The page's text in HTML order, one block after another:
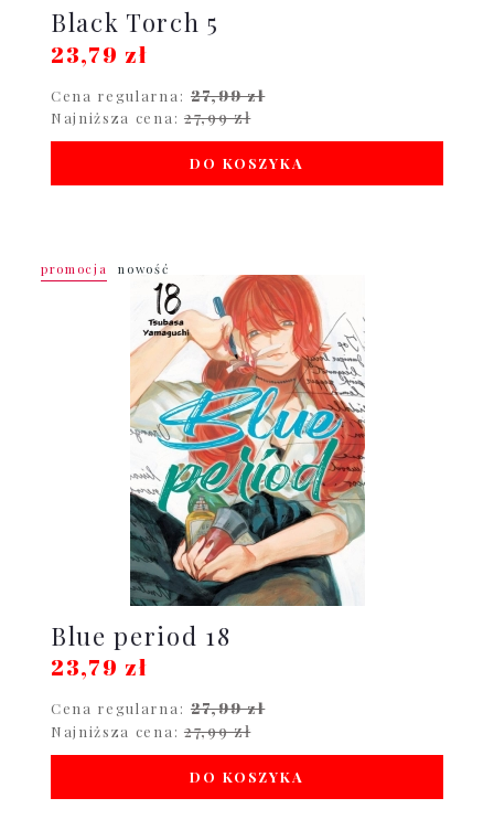
Black Torch 5
23,79 zł
Cena regularna: 27,99 zł
Najniższa cena: 27,99 zł
DO KOSZYKA
Blue period 18
23,79 zł
Cena regularna: 27,99 zł
Najniższa cena: 27,99 zł
DO KOSZYKA
promocja nowość